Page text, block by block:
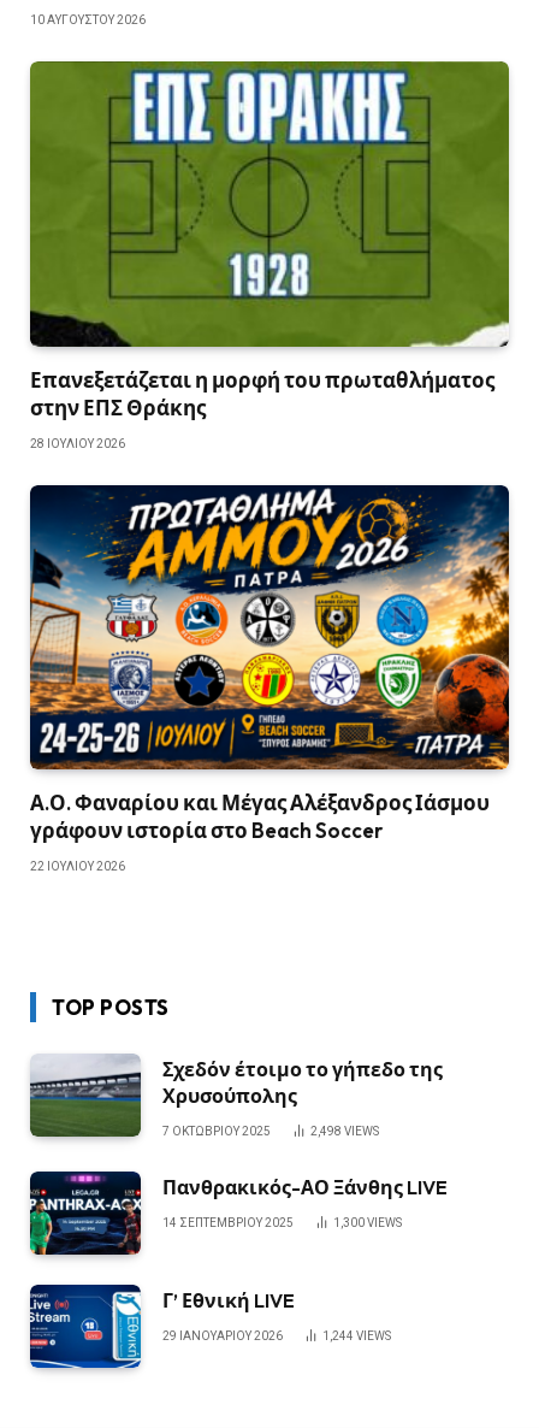
10 ΑΥΓΟΎΣΤΟΥ 2026
Επανεξετάζεται η μορφή του πρωταθλήματος
στην ΕΠΣ Θράκης
28 ΙΟΥΛΊΟΥ 2026
Α.Ο. Φαναρίου και Μέγας Αλέξανδρος Ιάσμου
γράφουν ιστορία στο Beach Soccer
22 ΙΟΥΛΊΟΥ 2026
TOP POSTS
Σχεδόν έτοιμο το γήπεδο της
Χρυσούπολης
7 ΟΚΤΩΒΡΊΟΥ 2025 2,498 VIEWS
Πανθρακικός-ΑΟ Ξάνθης LIVE
14 ΣΕΠΤΕΜΒΡΊΟΥ 2025 1,300VIEWS
Γ’ Εθνική LIVE
29 ΙΑΝΟΥΑΡΊΟΥ 2026 1,244 VIEWS